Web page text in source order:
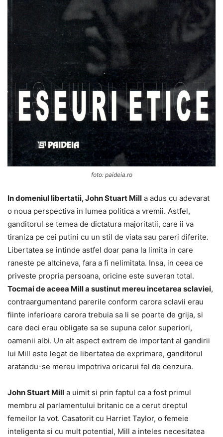
foto: paideia.ro
In domeniul libertatii, John Stuart Mill a adus cu adevarat
o noua perspectiva in lumea politica a vremii. Astfel,
ganditorul se temea de dictatura majoritatii, care ii va
tiraniza pe cei putini cu un stil de viata sau pareri diferite.
Libertatea se intinde astfel doar pana la limita in care
raneste pe altcineva, fara a fi nelimitata. Insa, in ceea ce
priveste propria persoana, oricine este suveran total.
Tocmai de aceea Mill a sustinut mereu incetarea sclaviei,
contraargumentand parerile conform carora sclavii erau
fiinte inferioare carora trebuia sa li se poarte de grija, si
care deci erau obligate sa se supuna celor superiori,
oamenii albi. Un alt aspect extrem de important al gandirii
lui Mill este legat de libertatea de exprimare, ganditorul
aratandu-se mereu impotriva oricarui fel de cenzura.
John Stuart Mill a uimit si prin faptul ca a fost primul
membru al parlamentului britanic ce a cerut dreptul
femeilor la vot. Casatorit cu Harriet Taylor, o femeie
inteligenta si cu mult potential, Mill a inteles necesitatea